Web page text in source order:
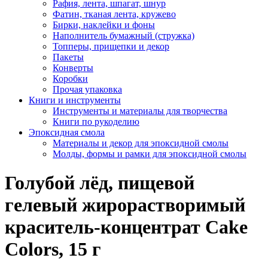
Рафия, лента, шпагат, шнур
Фатин, тканая лента, кружево
Бирки, наклейки и фоны
Наполнитель бумажный (стружка)
Топперы, прищепки и декор
Пакеты
Конверты
Коробки
Прочая упаковка
Книги и инструменты
Инструменты и материалы для творчества
Книги по рукоделию
Эпоксидная смола
Материалы и декор для эпоксидной смолы
Молды, формы и рамки для эпоксидной смолы
Голубой лёд, пищевой
гелевый жирорастворимый
краситель-концентрат Cake
Colors, 15 г